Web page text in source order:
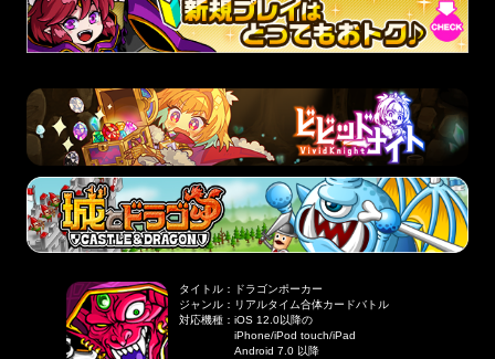
タイトル ：
ドラゴンポーカー
ジャンル ： リアルタイム合体カードバトル
対応機種 ：iOS 12.0以降の
iPhone/iPod touch/iPad
Android 7.0 以降